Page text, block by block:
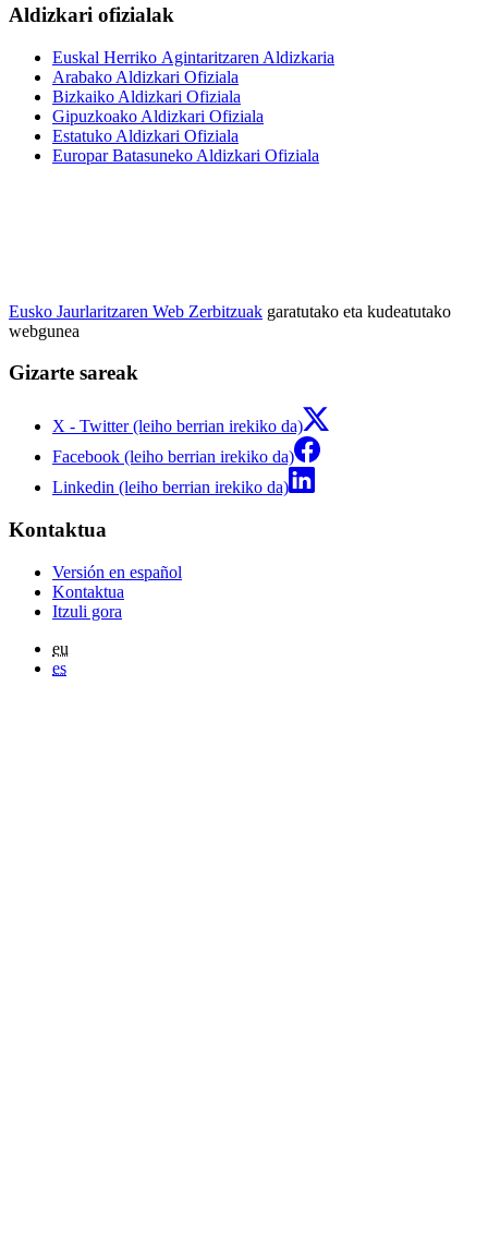
Aldizkari ofizialak
Euskal Herriko Agintaritzaren Aldizkaria
Arabako Aldizkari Ofiziala
Bizkaiko Aldizkari Ofiziala
Gipuzkoako Aldizkari Ofiziala
Estatuko Aldizkari Ofiziala
Europar Batasuneko Aldizkari Ofiziala
Eusko Jaurlaritzaren Web Zerbitzuak garatutako eta kudeatutako
webgunea
Gizarte sareak
X - Twitter (leiho berrian irekiko da)
Facebook (leiho berrian irekiko da)
Linkedin (leiho berrian irekiko da)
Kontaktua
Versión en español
Kontaktua
Itzuli gora
eu
es